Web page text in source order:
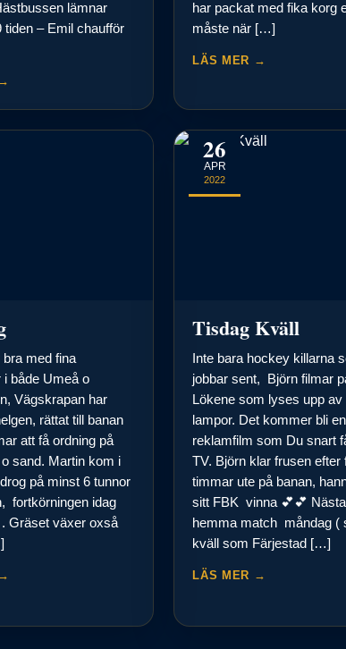
lämnar
tiden – Emil chaufför
har packat med fika korg
måste när […]
LÄS MER →
med fina
i både Umeå o
Vägskrapan har
rättat till banan
att få ordning på
sand. Martin kom i
på minst 6 tunnor
fortkörningen idag
. Gräset växer oxså
26
APR
2022
Tisdag Kväll
Inte bara hockey killarna
jobbar sent, Björn filmar
Lökene som lyses upp av
lampor. Det kommer bli
reklamfilm som Du snart
TV. Björn klar frusen efter
timmar ute på banan,
sitt FBK vinna 💕💕 Nästa
hemma match måndag (
kväll som Färjestad […]
LÄS MER →